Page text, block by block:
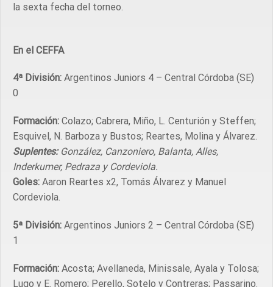
la sexta fecha del torneo.
En el CEFFA
4ª División: Argentinos Juniors 4 – Central Córdoba (SE)
0
Formación: Colazo; Cabrera, Miño, L. Centurión y Steffen;
Esquivel, N. Barboza y Bustos; Reartes, Molina y Álvarez.
Suplentes:González, Canzoniero, Balanta, Alles,
Inderkumer, Pedraza y Cordeviola.
Goles: Aaron Reartes x2, Tomás Álvarez y Manuel
Cordeviola.
5ª División: Argentinos Juniors 2 – Central Córdoba (SE)
1
Formación: Acosta; Avellaneda, Minissale, Ayala y Tolosa;
Lugo y E. Romero; Perello, Sotelo y Contreras; Passarino.